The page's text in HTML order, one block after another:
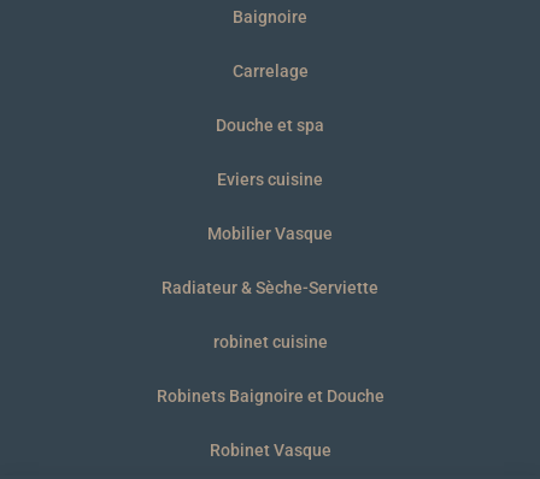
Baignoire
Carrelage
Douche et spa
Eviers cuisine
Mobilier Vasque
Radiateur & Sèche-Serviette
robinet cuisine
Robinets Baignoire et Douche
Robinet Vasque